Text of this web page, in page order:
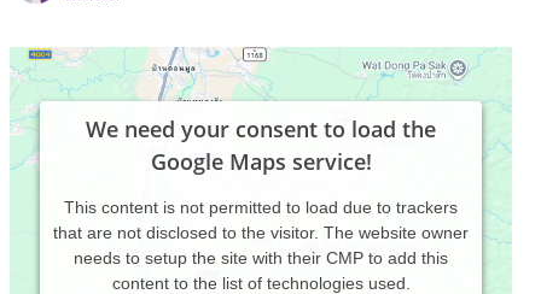
We need your consent to load the
Google Maps service!
This content is not permitted to load due to trackers
that are not disclosed to the visitor. The website owner
needs to setup the site with their CMP to add this
content to the list of technologies used.